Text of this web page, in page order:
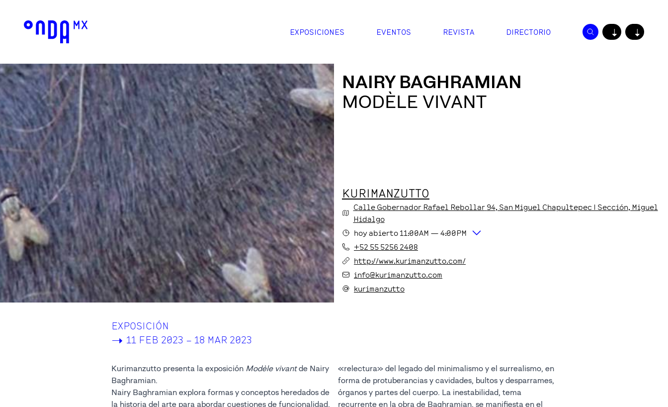
EXPOSICIONES EVENTOS REVISTA DIRECTORIO ↓ ↓
NAIRY BAGHRAMIAN
MODÈLE VIVANT
KURIMANZUTTO
Calle Gobernador Rafael Rebollar 94, San Miguel Chapultepec I Sección, Miguel
Hidalgo
hoyabierto 11:00AM — 4:00PM
+52 55 5256 2408
http://www.kurimanzutto.com/
info@kurimanzutto.com
kurimanzutto
EXPOSICIÓN
-> 11 FEB 2023 – 18 MAR 2023
Kurimanzutto presenta la exposición Modèle vivantde Nairy
Baghramian.
Nairy Baghramian explora formas y conceptos heredados de
la historia del arte para abordar cuestiones de funcionalidad,
«relectura» del legado del minimalismo y el surrealismo, en
forma de protuberancias y cavidades, bultos y desparrames,
órganos y partes del cuerpo. La inestabilidad, tema
recurrente en la obra de Baghramian, se manifiesta en el